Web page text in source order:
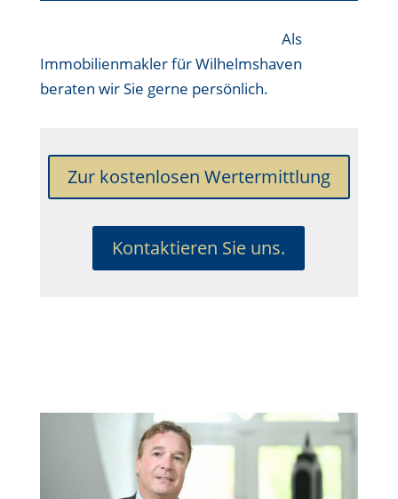
Als
Immobilienmakler für Wilhelmshaven
beraten wir Sie gerne persönlich.
Zur kostenlosen Wertermittlung
Kontaktieren Sie uns.